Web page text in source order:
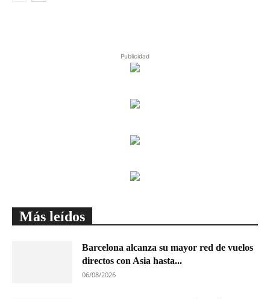
Publicidad
Más leídos
Barcelona alcanza su mayor red de vuelos
directos con Asia hasta...
06/08/2026